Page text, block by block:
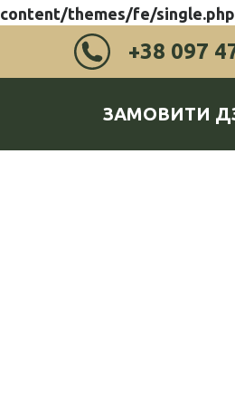
content/themes/fe/single.php
+38 097
ЗАМОВИТИ